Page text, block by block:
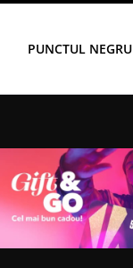
PUNCTUL NEGRU